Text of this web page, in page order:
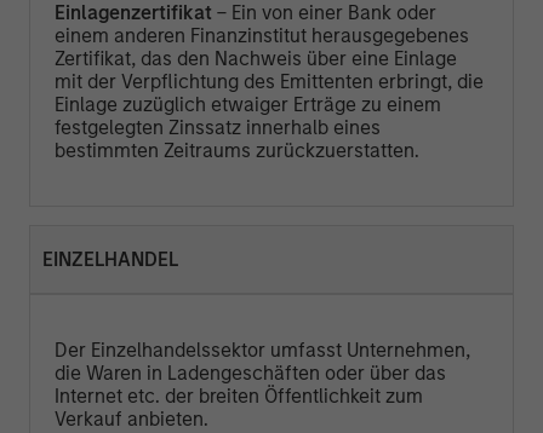
Einlagenzertifikat – Ein von einer Bank oder
einem anderen Finanzinstitut herausgegebenes
Zertifikat, das den Nachweis über eine Einlage
mit der Verpflichtung des Emittenten erbringt, die
Einlage zuzüglich etwaiger Erträge zu einem
festgelegten Zinssatz innerhalb eines
bestimmten Zeitraums zurückzuerstatten.
EINZELHANDEL
Der Einzelhandelssektor umfasst Unternehmen,
die Waren in Ladengeschäften oder über das
Internet etc. der breiten Öffentlichkeit zum
Verkauf anbieten.